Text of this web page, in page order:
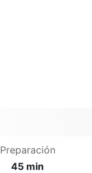
Preparación
45 min